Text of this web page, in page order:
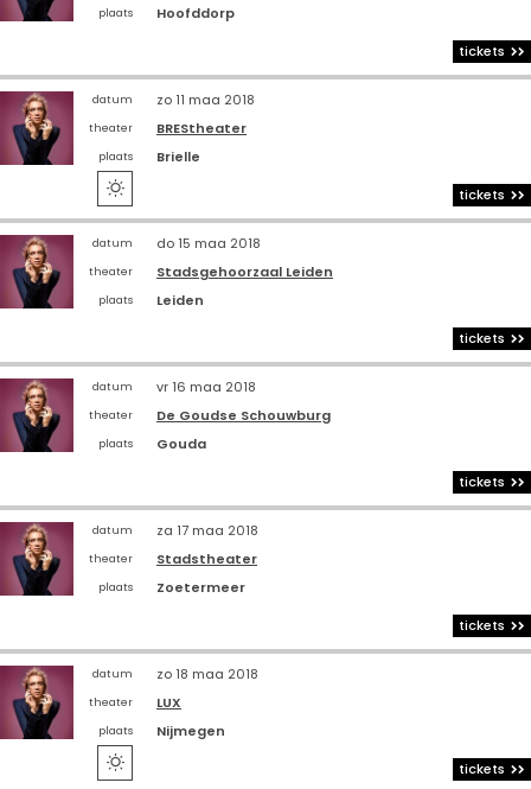
plaats
Hoofddorp
tickets
datum zo 11 maa 2018
theater BREStheater
plaats Brielle
 tickets
datum do 15 maa 2018
theater Stadsgehoorzaal Leiden
plaats
Leiden
tickets
datum vr 16 maa 2018
theater De Goudse Schouwburg
plaats
Gouda
tickets
datum za 17 maa 2018
theater Stadstheater
plaats
Zoetermeer
tickets
datum zo 18 maa 2018
theater LUX
plaats Nijmegen
 tickets